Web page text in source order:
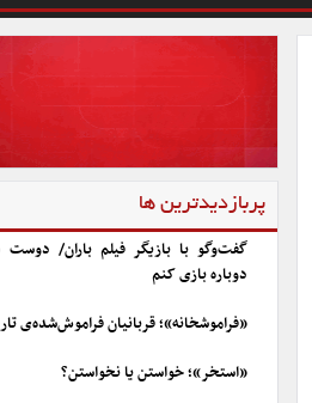
پربازدیدترین ها
گفت‌وگو با بازیگر فیلم باران/ دوست
دوباره بازی کنم
«فراموشخانه»؛ قربانیان فراموش‌شده‌ی
«استخر»؛ خواستن یا نخواستن؟